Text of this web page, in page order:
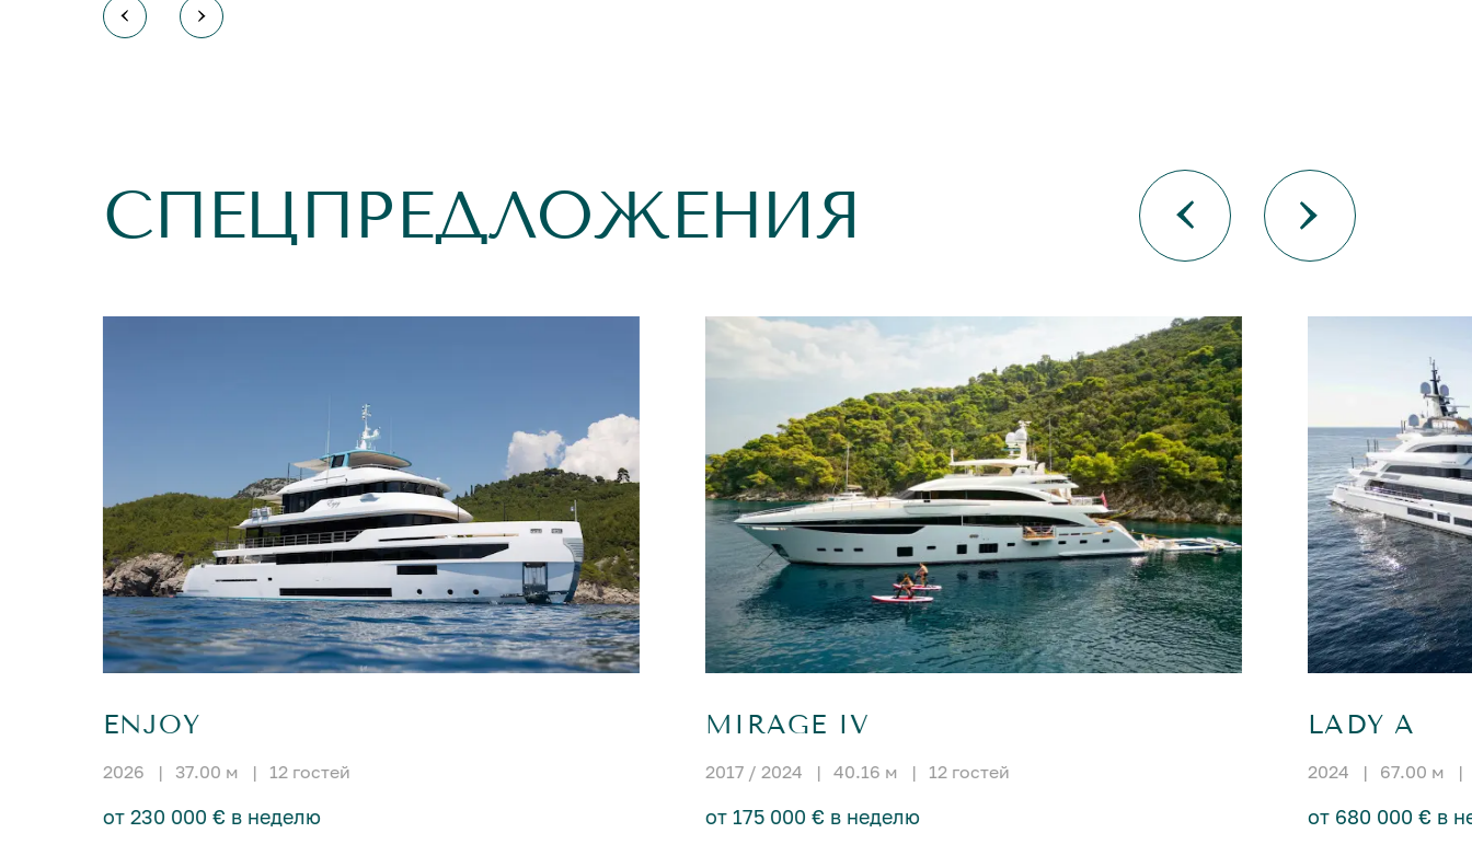
СПЕЦПРЕДЛОЖЕНИЯ
ENJOY
2026 | 37.00 м | 12 гостей
от 230 000 € в неделю
MIRAGE IV
2017 / 2024 | 40.16 м | 12 гостей
от 175 000 € в неделю
LADY A
2024 | 67.00 м |
от 680 000 € в